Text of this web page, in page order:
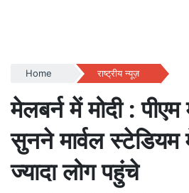
Home राष्ट्रीय न्यूज़
मेलबर्न में मोदी :
सुनने मार्वल
ज्यादा लोग पहुंचे